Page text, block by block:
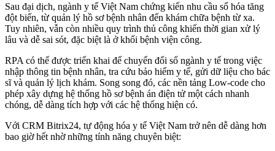
Sau đại dịch, ngành y tế Việt Nam chứng kiến nhu cầu số hóa tăng
đột biến, từ quản lý hồ sơ bệnh nhân đến khám chữa bệnh từ xa.
Tuy nhiên, vẫn còn nhiều quy trình thủ công khiến thời gian xử lý
lâu và dễ sai sót, đặc biệt là ở khối bệnh viện công.
RPA có thể được triển khai để chuyển đổi số ngành y tế trong việc
nhập thông tin bệnh nhân, tra cứu bảo hiểm y tế, gửi dữ liệu cho bác
sĩ và quản lý lịch khám. Song song đó, các nền tảng Low-code cho
phép xây dựng hệ thống hồ sơ bệnh án điện tử một cách nhanh
chóng, dễ dàng tích hợp với các hệ thống hiện có.
Với CRM Bitrix24, tự động hóa y tế Việt Nam trở nên dễ dàng hơn
bao giờ hết nhờ những tính năng chuyên biệt: